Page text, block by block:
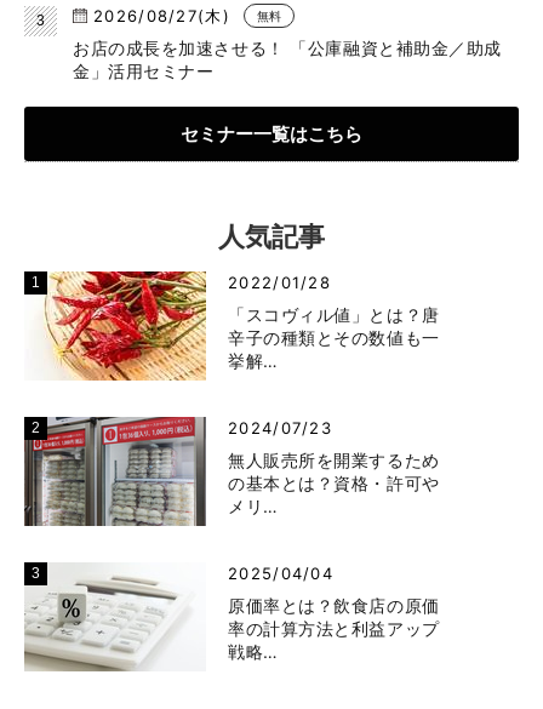
2026/08/27(木) 無料
お店の成長を加速させる！ 「公庫融資と補助金／助成
金」活用セミナー
セミナー一覧はこちら
人気記事
2022/01/28
「スコヴィル値」とは？唐
辛子の種類とその数値も一
挙解…
2024/07/23
無人販売所を開業するため
の基本とは？資格・許可や
メリ…
2025/04/04
原価率とは？飲食店の原価
率の計算方法と利益アップ
戦略…